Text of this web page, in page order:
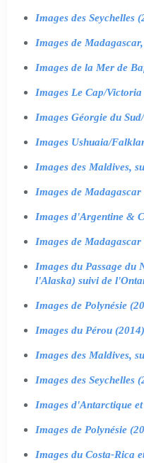
Images des Seychelles
Images de
Images de la Mer de
Images Le Cap/
Images Géorgie du
Images Ushuaia/
Images des Maldives,
Images de Madagascar
Images d'Argentine &
Images de Madagascar
Images du Passage du
l'Alaska) suivi de
Images de Polynésie
Images du Pérou (2014)
Images des Maldives,
Images des Seychelles
Images d'Antarctique
Images de Polynésie
Images du Costa-Rica